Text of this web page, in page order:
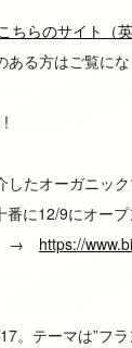
ちらのサイト（英
る方はご覧にな
!
たオーガニッ
番に12/9にオー
→ https://
。テーマは”フ